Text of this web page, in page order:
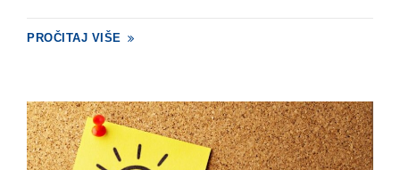
PROČITAJ VIŠE